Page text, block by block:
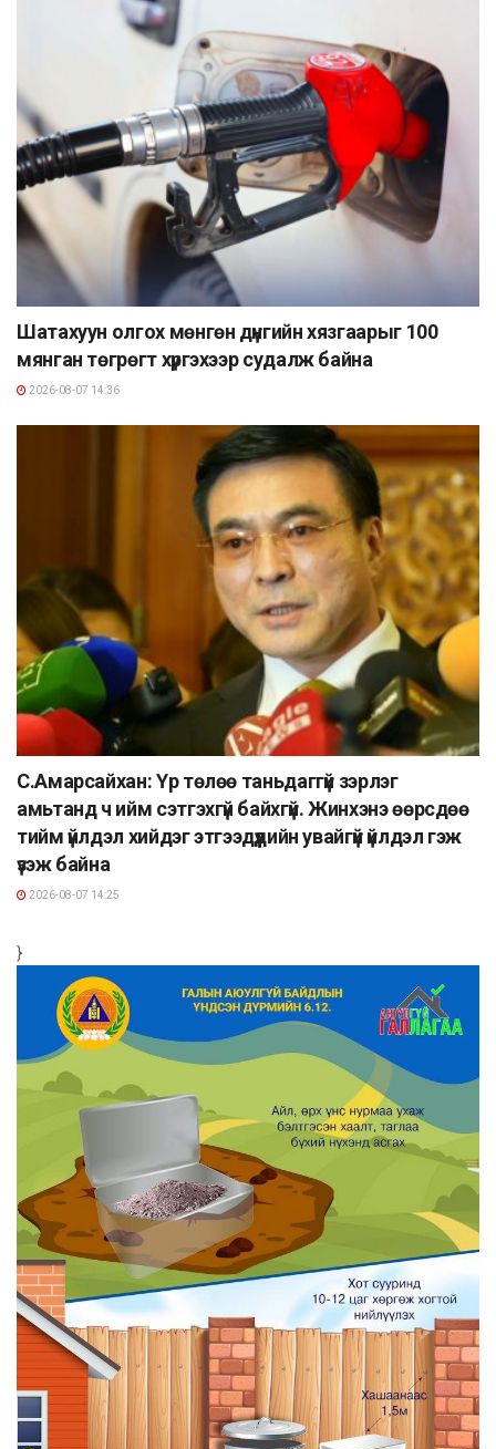
Шатахуун олгох мөнгөн дүнгийн хязгаарыг 100
мянган төгрөгт хүргэхээр судалж байна
2026-08-07 14:36
С.Амарсайхан: Үр төлөө таньдаггүй зэрлэг
амьтанд ч ийм сэтгэхгүй байхгүй. Жинхэнэ өөрсдөө
тийм үйлдэл хийдэг этгээдүүдийн увайгүй үйлдэл гэж
үзэж байна
2026-08-07 14:25
}